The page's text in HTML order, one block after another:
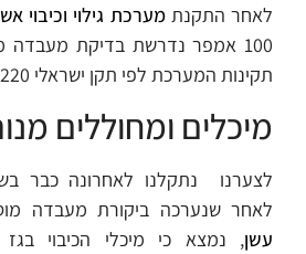
לאחר התקנתמערכת גילוי וכיבוי אש
100 אמפר נדרשת בדיקת מעבדה
תקינות המערכת לפי תקן ישראלי 1220 חלק 3.
מיכלים ומחוללים
לצערנו נתקלנו לאחרונה כבר
לאחר שנערכה ביקורת מעבדה
עשן, נמצא כי מיכלי הכיבוי בגז